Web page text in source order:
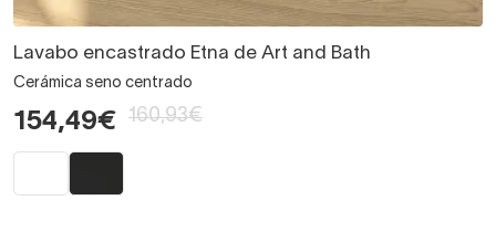
Lavabo encastrado Etna de Art and Bath
Cerámica seno centrado
154,49€ 160,93€